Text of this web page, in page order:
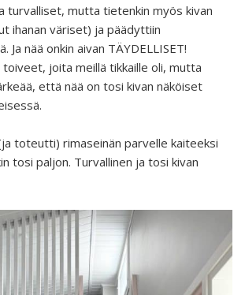
turvalliset, mutta tietenkin myös kivan
ihanan väriset) ja päädyttiin
Ja nää onkin aivan TÄYDELLISET!
toiveet, joita meillä tikkaille oli, mutta
että nää on tosi kivan näköiset
toteutti) rimaseinän parvelle kaiteeksi
tosi paljon. Turvallinen ja tosi kivan